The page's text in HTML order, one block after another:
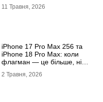
11 Травня, 2026
iРhone 17 Рro Мax 256 та
iРhone 18 Рro Мax: коли
флагман — це більше, ніж
2 Травня, 2026